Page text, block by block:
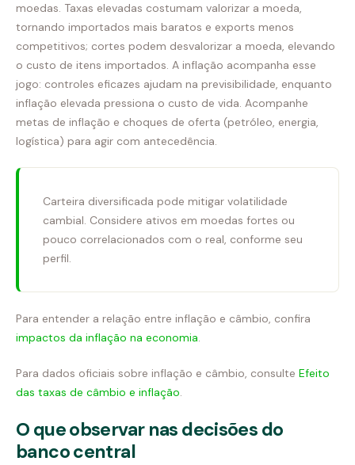
moedas. Taxas elevadas costumam valorizar a moeda,
tornando importados mais baratos e exports menos
competitivos; cortes podem desvalorizar a moeda, elevando
o custo de itens importados. A inflação acompanha esse
jogo: controles eficazes ajudam na previsibilidade, enquanto
inflação elevada pressiona o custo de vida. Acompanhe
metas de inflação e choques de oferta (petróleo, energia,
logística) para agir com antecedência.
Carteira diversificada pode mitigar volatilidade
cambial. Considere ativos em moedas fortes ou
pouco correlacionados com o real, conforme seu
perfil.
Para entender a relação entre inflação e câmbio, confira
impactos da inflação na economia.
Para dados oficiais sobre inflação e câmbio, consulte Efeito
das taxas de câmbio e inflação.
O que observar nas decisões do
banco central